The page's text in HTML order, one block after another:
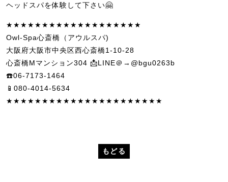
ヘッドスパを体験して下さい🤗
★★★★★★★★★★★★★★★★★★★
Owl-Spa心斎橋（アウルスパ)
大阪府大阪市中央区西心斎橋1-10-28
心斎橋Mマンション304 📩LINE＠→@bgu0263b
☎️06-7173-1464
📱080-4014-5634
★★★★★★★★★★★★★★★★★★★★★★
もどる